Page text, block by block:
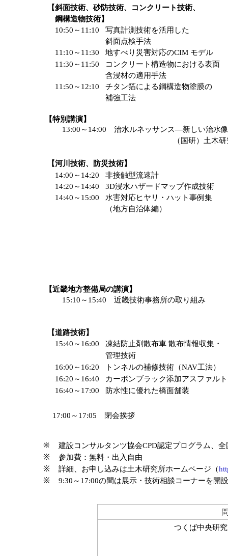
【斜面技術、砂防技術、コンクリート技術、
鋼構造物技術】
10:50～11:10
写真計測技術を活用した
斜面点検手法
11:10～11:30
地すべり災害対応のCIM モデル
11:30～11:50
コンクリート構造物における表面
含浸材の適用手法
11:50～12:10
チタン箔による鋼構造物塗膜の
補強工法
【特別講演】
13:00～14:00
治水ルネッサンス―新しい治水
（国研）土木
【河川技術、防災技術】
14:00～14:20
非接触型流速計
14:20～14:40
3D浸水ハザードマップ作成技術
14:40～15:00
水害対応ヒヤリ・ハット事例集
（地方自治体編）
【近畿地方整備局の講演】
15:10～15:40 近畿技術事務所の取り組み
【道路技術】
15:40～16:00
凍結防止剤散布車 散布情報収集・
管理技術
16:00～16:20
トンネルの補修技術（NAV工法）
16:20～16:40
カーボンブラック添加アスファルト
16:40～17:00
防水性に優れた橋面舗装
17:00～17:05 閉会挨拶
※
建設コンサルタンツ協会CPD認定プログラム、
※
参加費：無料・出入自由
※
詳細、お申し込みは土木研究所ホームページ（
※
9:30～17:00の間は展示・技術相談コーナーを開
つくば中央研